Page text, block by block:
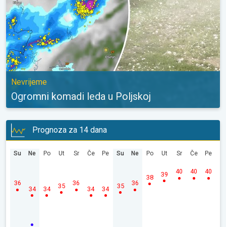
Nevrijeme
Ogromni komadi leda u Poljskoj
Prognoza za 14 dana
Su
36
Ne
34
Po
34
Ut
35
Sr
36
Če
34
Pe
34
Su
35
Ne
36
Po
38
Ut
39
Sr
40
Če
40
Pe
40